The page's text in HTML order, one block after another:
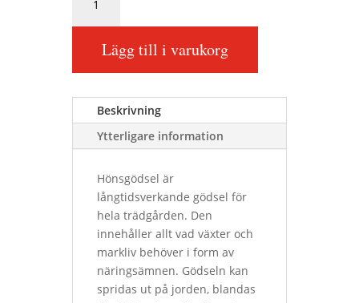
Hönsgödsel
20
Lägg till i varukorg
Beskrivning
Ytterligare information
Hönsgödsel är
långtidsverkande gödsel för
hela trädgården. Den
innehåller allt vad växter och
markliv behöver i form av
näringsämnen. Gödseln kan
spridas ut på jorden, blandas